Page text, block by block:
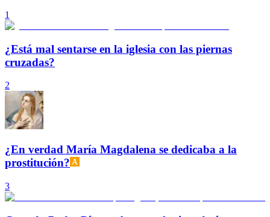
1
¿Está mal sentarse en la iglesia con las piernas
cruzadas?
2
¿En verdad María Magdalena se dedicaba a la
prostitución?
3